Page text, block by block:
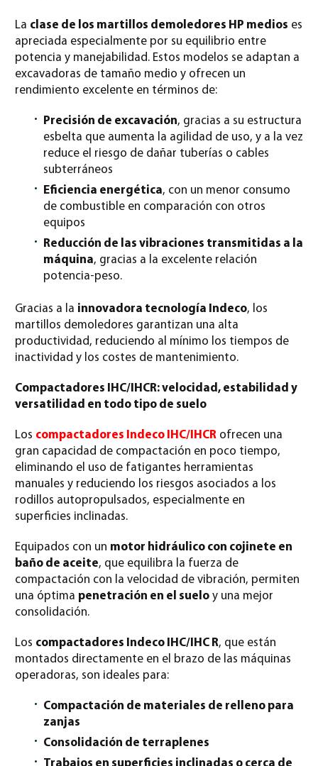
La clase de los martillos demoledores HP medios es
apreciada especialmente por su equilibrio entre
potencia y manejabilidad. Estos modelos se adaptan a
excavadoras de tamaño medio y ofrecen un
rendimiento excelente en términos de:
Precisión de excavación, gracias a su estructura
esbelta que aumenta la agilidad de uso, y a la vez
reduce el riesgo de dañar tuberías o cables
subterráneos
Eficiencia energética, con un menor consumo
de combustible en comparación con otros
equipos
Reducción de las vibraciones transmitidas a la
máquina, gracias a la excelente relación
potencia-peso.
Gracias a la innovadora tecnología Indeco, los
martillos demoledores garantizan una alta
productividad, reduciendo al mínimo los tiempos de
inactividad y los costes de mantenimiento.
Compactadores IHC/IHCR: velocidad, estabilidad y
versatilidad en todo tipo de suelo
Los compactadores Indeco IHC/IHCR ofrecen una
gran capacidad de compactación en poco tiempo,
eliminando el uso de fatigantes herramientas
manuales y reduciendo los riesgos asociados a los
rodillos autopropulsados, especialmente en
superficies inclinadas.
Equipados con un motor hidráulico con cojinete en
baño de aceite, que equilibra la fuerza de
compactación con la velocidad de vibración, permiten
una óptima penetración en el suelo y una mejor
consolidación.
Los compactadores Indeco IHC/IHC R, que están
montados directamente en el brazo de las máquinas
operadoras, son ideales para:
Compactación de materiales de relleno para
zanjas
Consolidación de terraplenes
Trabajos en superficies inclinadas o cerca de